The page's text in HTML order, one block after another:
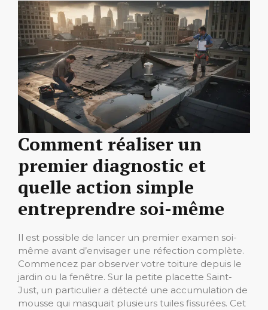
Comment réaliser un
premier diagnostic et
quelle action simple
entreprendre soi-même
Il est possible de lancer un premier examen soi-
même avant d’envisager une réfection complète.
Commencez par observer votre toiture depuis le
jardin ou la fenêtre. Sur la petite placette Saint-
Just, un particulier a détecté une accumulation de
mousse qui masquait plusieurs tuiles fissurées. Cet